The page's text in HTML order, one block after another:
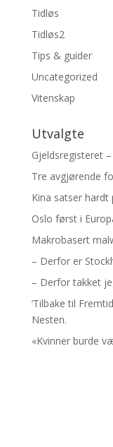
Tidløs
Tidløs2
Tips & guider
Uncategorized
Vitenskap
Utvalgte
Gjeldsregisteret
Tre avgjørende
Kina satser hardt
Oslo først i
Makrobasert
– Derfor er
– Derfor takket
’Tilbake til
Nesten.
«Kvinner burde